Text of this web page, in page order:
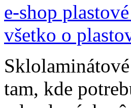
e-shop
všetko o
tam, kde